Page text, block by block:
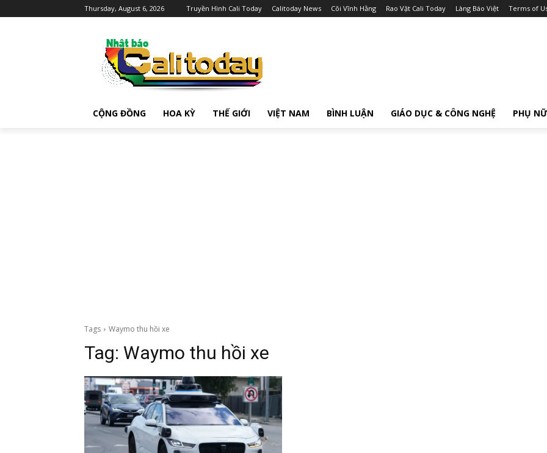
Thursday, August 6, 2026 Truyền Hình Cali Today Calitoday News Cõi Vĩnh Hằng Rao Vặt Cali Today Làng Báo Việt Terms of
CỘNG ĐỒNG HOA KỲ THẾ GIỚI VIỆT NAM BÌNH LUẬN GIÁO DỤC & CÔNG NGHỆ PHỤ NỮ
Tags Waymo thu hồi xe
Tag: Waymo thu hồi xe